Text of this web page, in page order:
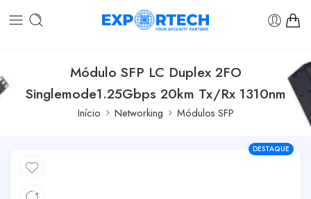
Módulo SFP LC Duplex 2FO
Singlemode1.25Gbps 20km Tx/Rx 1310nm
Início Networking Módulos SFP
DESTAQUE